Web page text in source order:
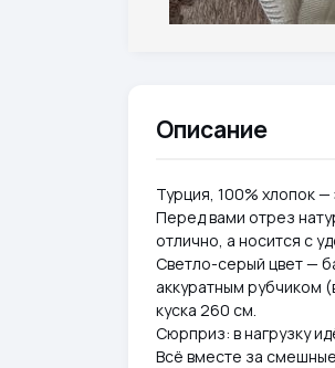
Описание
Турция, 100% хлопок
Перед вами отрез
отлично, а носится с
Светло-серый цвет —
аккуратным рубчиком
куска 260 см.
Сюрприз: в нагрузку
Всё вместе за